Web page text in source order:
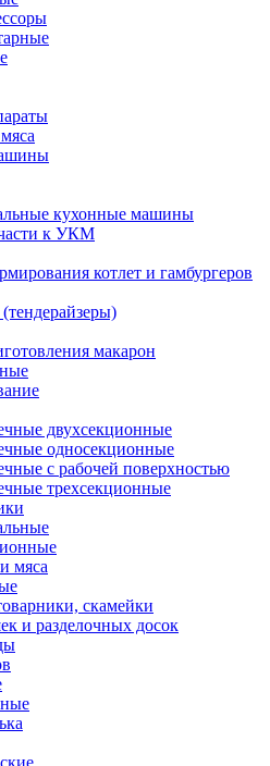
кухонные машины
к УКМ
котлет и гамбургеров
макарон
двухсекционные
односекционные
с рабочей поверхностью
трехсекционные
мяса
скамейки
и разделочных досок